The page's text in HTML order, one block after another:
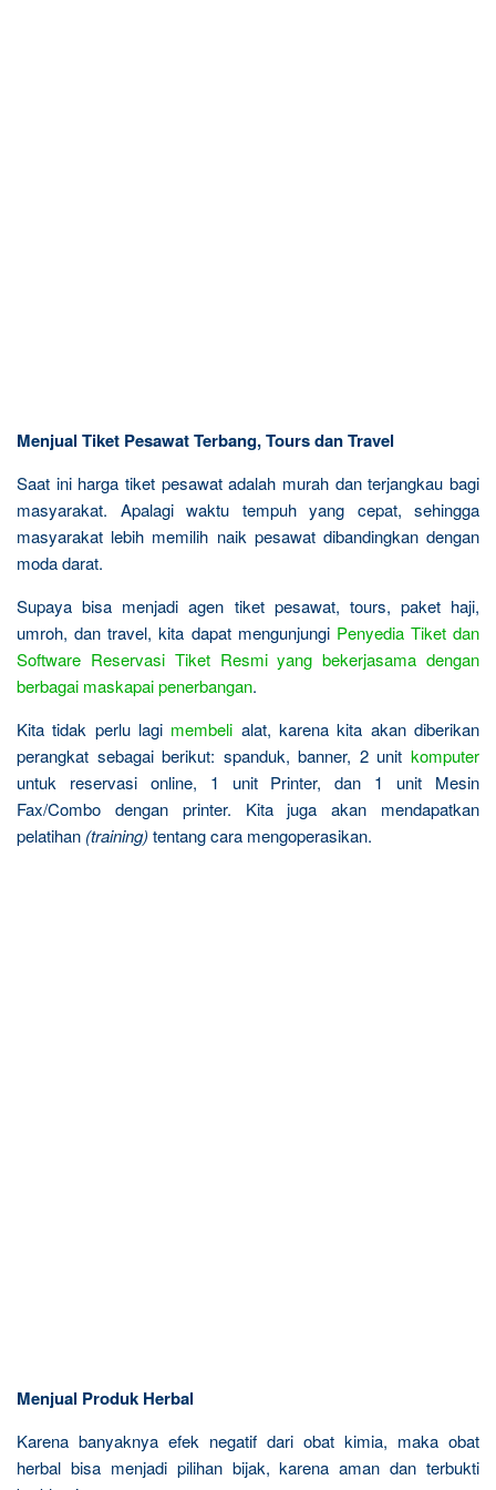
Menjual Tiket Pesawat Terbang, Tours dan Travel
Saat ini harga tiket pesawat adalah murah dan terjangkau bagi
masyarakat. Apalagi waktu tempuh yang cepat, sehingga
masyarakat lebih memilih naik pesawat dibandingkan dengan
moda darat.
Supaya bisa menjadi agen tiket pesawat, tours, paket haji,
umroh, dan travel, kita dapat mengunjungi Penyedia Tiket dan
Software Reservasi Tiket Resmi yang bekerjasama dengan
berbagai maskapai penerbangan.
Kita tidak perlu lagi membeli alat, karena kita akan diberikan
perangkat sebagai berikut: spanduk, banner, 2 unit komputer
untuk reservasi online, 1 unit Printer, dan 1 unit Mesin
Fax/Combo dengan printer. Kita juga akan mendapatkan
pelatihan (training) tentang cara mengoperasikan.
Menjual Produk Herbal
Karena banyaknya efek negatif dari obat kimia, maka obat
herbal bisa menjadi pilihan bijak, karena aman dan terbukti